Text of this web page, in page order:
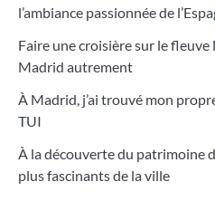
l’ambiance passionnée de
Faire une croisière sur le
Madrid autrement
À Madrid, j’ai trouvé mon
TUI
À la découverte du patrimoine
plus fascinants de la ville